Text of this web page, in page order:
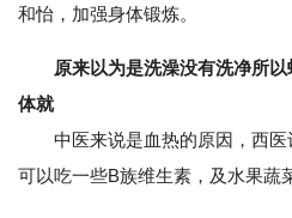
和怡，加强身体锻炼。
原来以为是洗澡没有洗净所
体就
中医来说是血热的原因，西医
可以吃一些B族维生素，及水果蔬